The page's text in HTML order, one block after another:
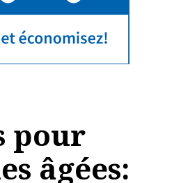
pour
âgées: